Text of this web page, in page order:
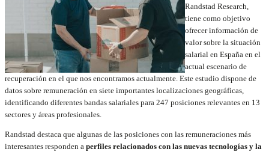
Randstad Research,
tiene como objetivo
ofrecer información de
valor sobre la situación
salarial en España en el
actual escenario de
recuperación en el que nos encontramos actualmente. Este estudio dispone de
datos sobre remuneración en siete importantes localizaciones geográficas,
identificando diferentes bandas salariales para 247 posiciones relevantes en 13
sectores y áreas profesionales.
Randstad destaca que algunas de las posiciones con las remuneraciones más
interesantes responden a perfiles relacionados con las nuevas tecnologías y la